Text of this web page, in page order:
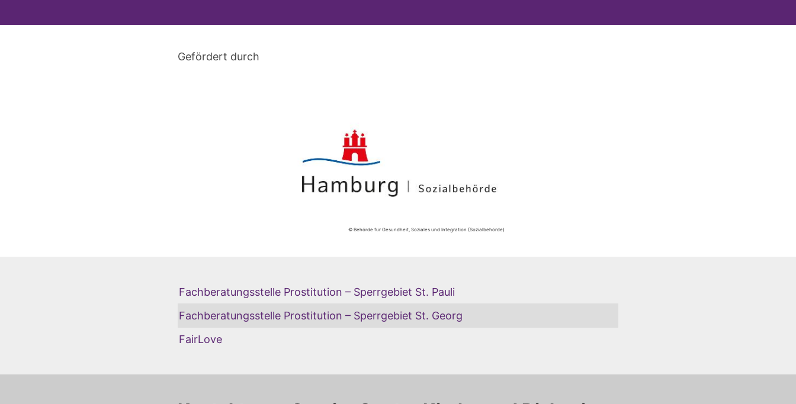
Gefördert durch
© Behörde für Gesundheit, Soziales und Integration (Sozialbehörde)
Fachberatungsstelle Prostitution – Sperrgebiet St. Pauli
Fachberatungsstelle Prostitution – Sperrgebiet St. Georg
FairLove